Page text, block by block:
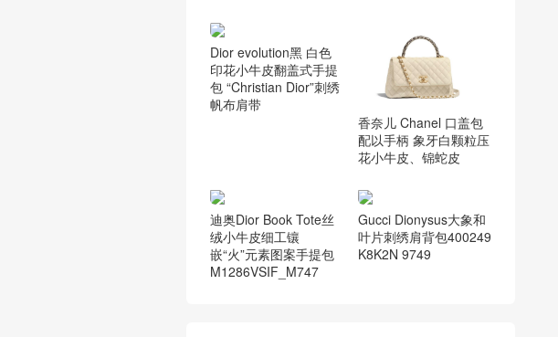
Dior evolution黑 白色
印花小牛皮翻盖式手提
包 “Christian Dior”刺绣
帆布肩带
香奈儿 Chanel 口盖包
配以手柄 象牙白颗粒压
花小牛皮、锦蛇皮
迪奥Dior Book Tote丝
绒小牛皮细工镶
嵌“火”元素图案手提包
M1286VSIF_M747